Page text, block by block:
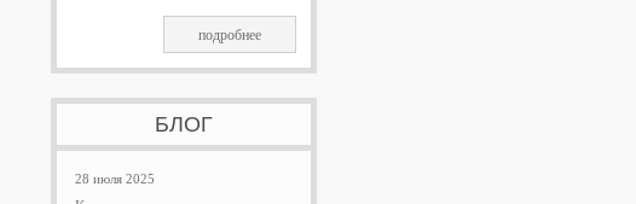
подробнее
БЛОГ
28 июля 2025